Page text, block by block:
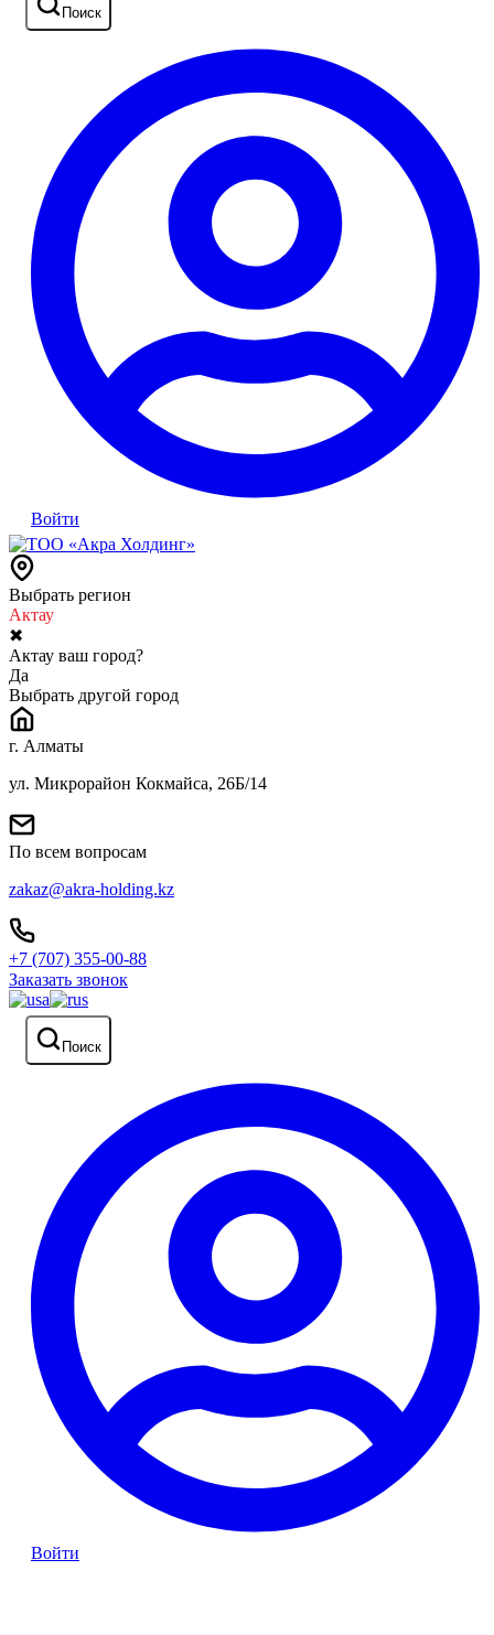
Поиск
Войти
Выбрать регион
Актау
✖
Актау ваш город?
Да
Выбрать другой город
г. Алматы
ул. Микрорайон Кокмайса, 26Б/14
По всем вопросам
zakaz@akra-holding.kz
+7 (707) 355-00-88
Заказать звонок
Поиск
Войти